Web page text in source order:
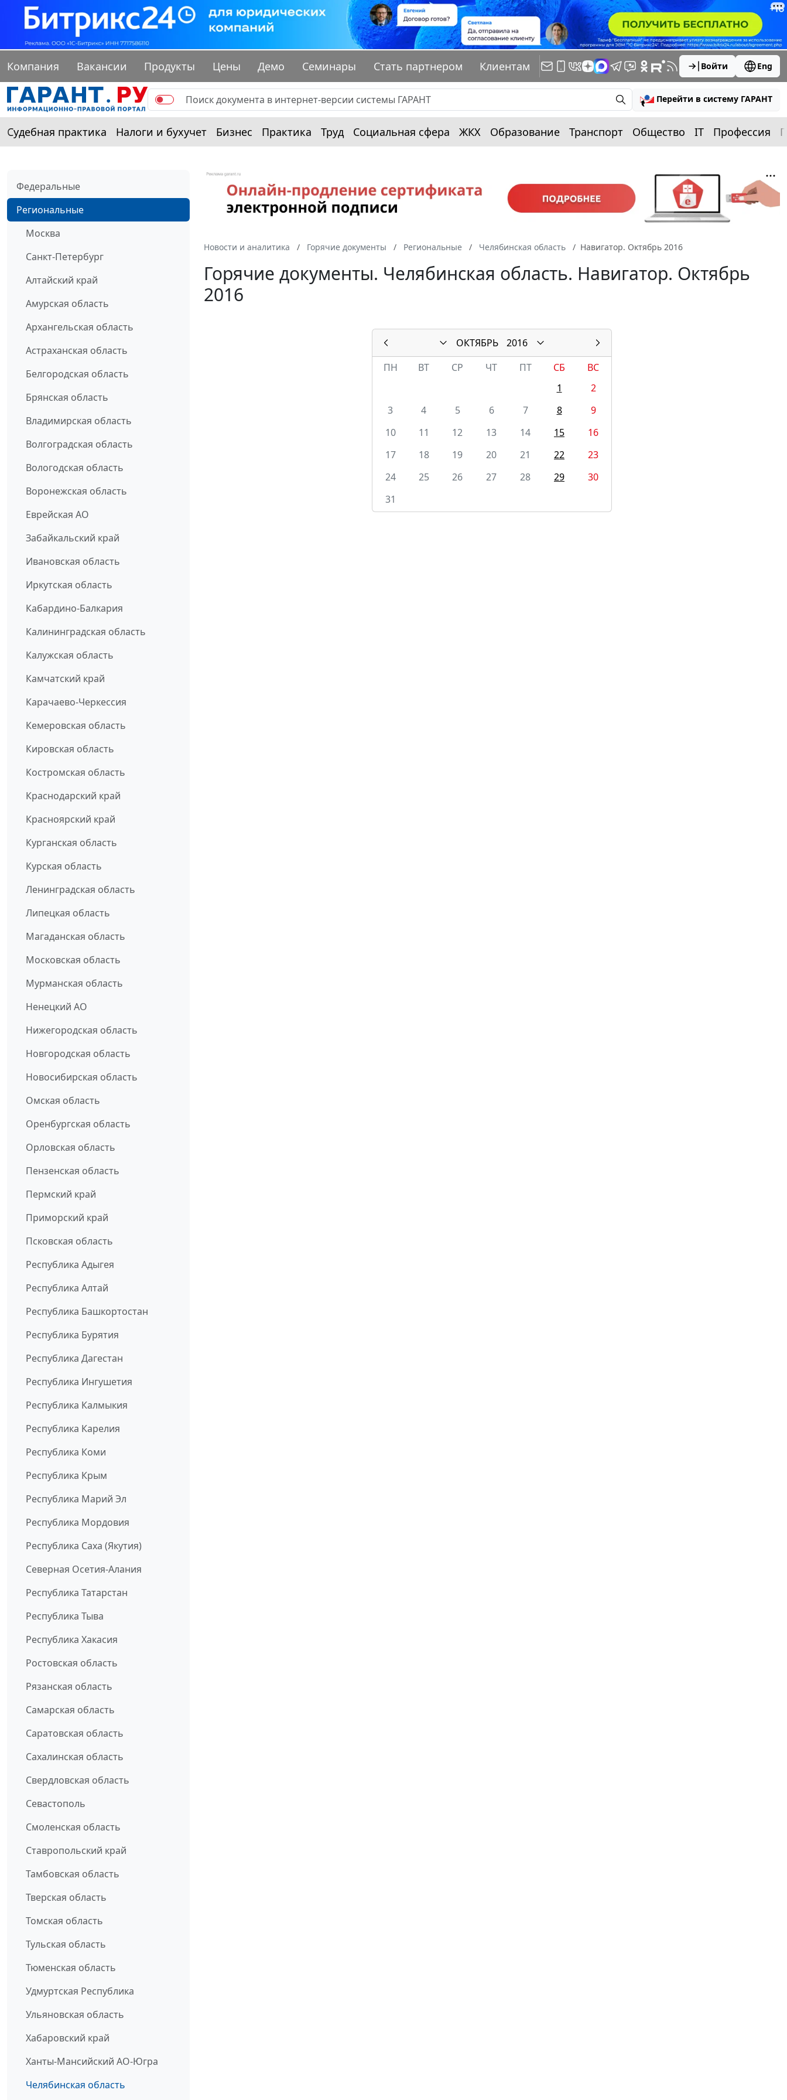
Компания Вакансии Продукты Цены Демо Семинары Стать партнером Клиентам Войти Eng
Перейти в систему ГАРАНТ
Судебная практика Налоги и бухучет Бизнес Практика Труд Социальная сфера ЖКХ Образование Транспорт Общество IT Профессия
Федеральные
Региональные
Москва
Санкт-Петербург
Алтайский край
Амурская область
Архангельская область
Астраханская область
Белгородская область
Брянская область
Владимирская область
Волгоградская область
Вологодская область
Воронежская область
Еврейская АО
Забайкальский край
Ивановская область
Иркутская область
Кабардино-Балкария
Калининградская область
Калужская область
Камчатский край
Карачаево-Черкессия
Кемеровская область
Кировская область
Костромская область
Краснодарский край
Красноярский край
Курганская область
Курская область
Ленинградская область
Липецкая область
Магаданская область
Московская область
Мурманская область
Ненецкий АО
Нижегородская область
Новгородская область
Новосибирская область
Омская область
Оренбургская область
Орловская область
Пензенская область
Пермский край
Приморский край
Псковская область
Республика Адыгея
Республика Алтай
Республика Башкортостан
Республика Бурятия
Республика Дагестан
Республика Ингушетия
Республика Калмыкия
Республика Карелия
Республика Коми
Республика Крым
Республика Марий Эл
Республика Мордовия
Республика Саха (Якутия)
Северная Осетия-Алания
Республика Татарстан
Республика Тыва
Республика Хакасия
Ростовская область
Рязанская область
Самарская область
Саратовская область
Сахалинская область
Свердловская область
Севастополь
Смоленская область
Ставропольский край
Тамбовская область
Тверская область
Томская область
Тульская область
Тюменская область
Удмуртская Республика
Ульяновская область
Хабаровский край
Ханты-Мансийский АО-Югра
Челябинская область
Новости и аналитика Горячие документы Региональные Челябинская область Навигатор. Октябрь 2016
Горячие документы. Челябинская область. Навигатор. Октябрь
2016
ОКТЯБРЬ
2016
ПН
ВТ СР ЧТ ПТ СБ
ВС
1
2
3
4 5 6 7 8
9
10
11 12 13 14 15
16
17
18 19 20 21 22
23
24
25 26 27 28 29
30
31